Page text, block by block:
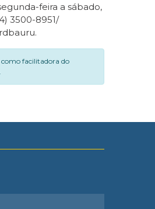
feira a sábado,
3500-8951/
como facilitadora do